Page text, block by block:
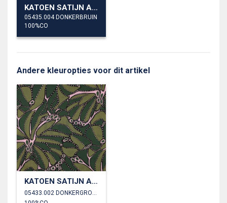
KATOEN SATIJN ABSTRACT
05435.004 DONKERBRUIN
100%CO
Andere kleuropties voor dit artikel
KATOEN SATIJN ABSTRACT
05433.002 DONKERGROEN